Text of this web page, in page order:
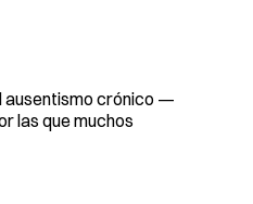
ausentismo crónico —
las que muchos